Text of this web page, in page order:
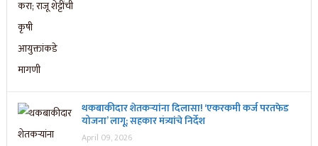
थकबाकीदार शेतकऱ्यांना दिलासा! ‘एकरकमी कर्ज परतफेड
योजना’ लागू; सहकार मंत्र्यांचे निर्देश
April 09, 2026